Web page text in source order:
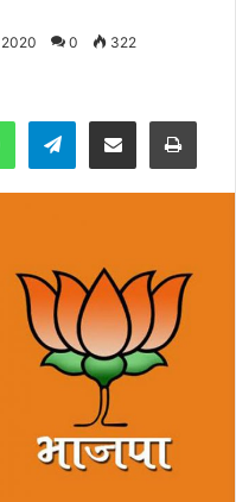
0 322
WhatsApp
Telegram
Share via Email